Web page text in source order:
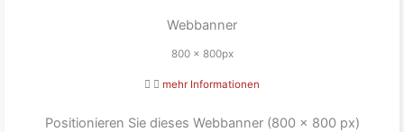
Webbanner
800 x 800px
mehr Informationen
Positionieren Sie dieses Webbanner (800 x 800 px)